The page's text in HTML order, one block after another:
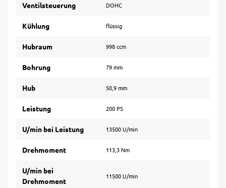
Ventilsteuerung DOHC
Kühlung flüssig
Hubraum 998 ccm
Bohrung 79 mm
Hub 50,9 mm
Leistung 200 PS
U/min bei Leistung 13500 U/min
Drehmoment 113,3 Nm
U/min bei
Drehmoment
11500 U/min